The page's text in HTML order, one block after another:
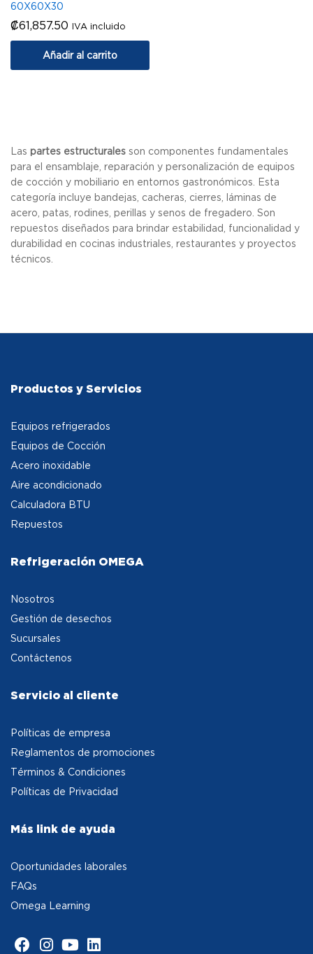
60X60X30
₡61,857.50 IVA incluido
Añadir al carrito
Las partes estructurales son componentes fundamentales
para el ensamblaje, reparación y personalización de equipos
de cocción y mobiliario en entornos gastronómicos. Esta
categoría incluye bandejas, cacheras, cierres, láminas de
acero, patas, rodines, perillas y senos de fregadero. Son
repuestos diseñados para brindar estabilidad, funcionalidad y
durabilidad en cocinas industriales, restaurantes y proyectos
técnicos.
Productos y Servicios
Equipos refrigerados
Equipos de Cocción
Acero inoxidable
Aire acondicionado
Calculadora BTU
Repuestos
Refrigeración OMEGA
Nosotros
Gestión de desechos
Sucursales
Contáctenos
Servicio al cliente
Políticas de empresa
Reglamentos de promociones
Términos & Condiciones
Políticas de Privacidad
Más link de ayuda
Oportunidades laborales
FAQs
Omega Learning